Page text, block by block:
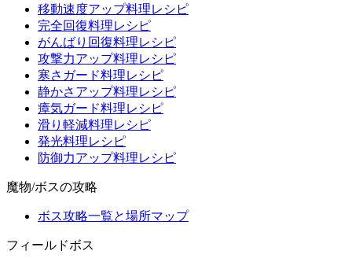
移動速度アップ料理レシピ
完全回復料理レシピ
がんばり回復料理レシピ
攻撃力アップ料理レシピ
寒さガード料理レシピ
静かさアップ料理レシピ
瘴気ガード料理レシピ
滑り軽減料理レシピ
発光料理レシピ
防御力アップ料理レシピ
魔物/ボスの攻略
ボス攻略一覧と場所マップ
フィールドボス